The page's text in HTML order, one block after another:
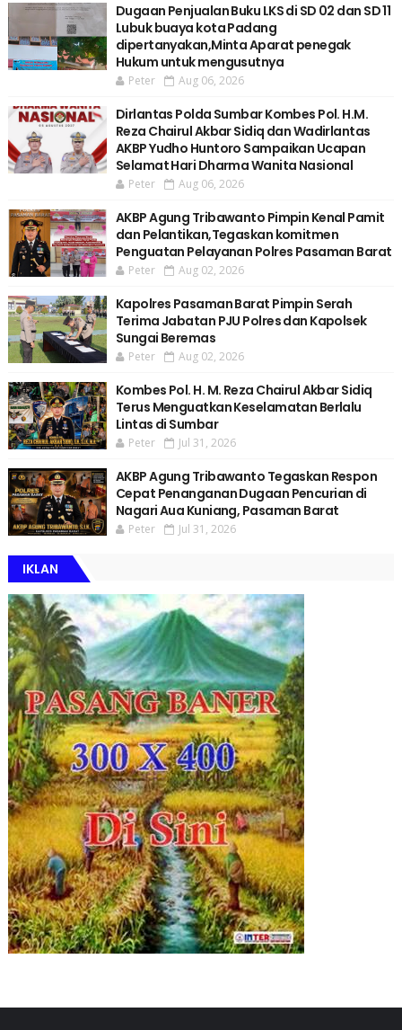
Dugaan Penjualan Buku LKS di SD 02 dan SD 11
Lubuk buaya kota Padang
dipertanyakan,Minta Aparat penegak
Hukum untuk mengusutnya
Peter Aug 06, 2026
Dirlantas Polda Sumbar Kombes Pol. H.M.
Reza Chairul Akbar Sidiq dan Wadirlantas
AKBP Yudho Huntoro Sampaikan Ucapan
Selamat Hari Dharma Wanita Nasional
Peter Aug 06, 2026
AKBP Agung Tribawanto Pimpin Kenal Pamit
dan Pelantikan,Tegaskan komitmen
Penguatan Pelayanan Polres Pasaman Barat
Peter Aug 02, 2026
Kapolres Pasaman Barat Pimpin Serah
Terima Jabatan PJU Polres dan Kapolsek
Sungai Beremas
Peter Aug 02, 2026
Kombes Pol. H. M. Reza Chairul Akbar Sidiq
Terus Menguatkan Keselamatan Berlalu
Lintas di Sumbar
Peter Jul 31, 2026
AKBP Agung Tribawanto Tegaskan Respon
Cepat Penanganan Dugaan Pencurian di
Nagari Aua Kuniang, Pasaman Barat
Peter Jul 31, 2026
IKLAN